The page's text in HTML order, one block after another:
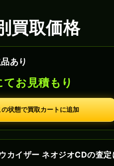
買取価格
あり
てお見積もり
の状態で買取カートに追加
カイザー ネオジオCDの査定